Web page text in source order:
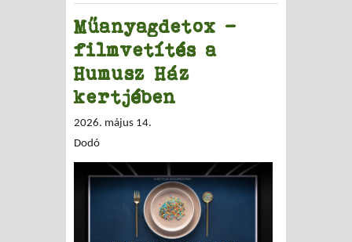
Műanyagdetox -
filmvetítés a
Humusz Ház
kertjében
2026. május 14.
Dodó